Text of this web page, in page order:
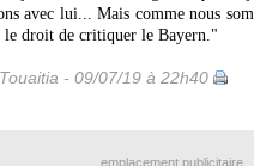
avec lui... Mais comme nous
le droit de critiquer le Bayern."
- 09/07/19 à 22h40
emplacement publicitaire